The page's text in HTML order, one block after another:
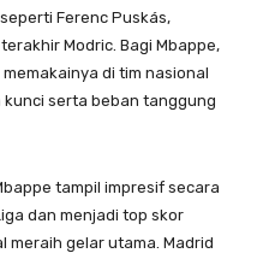
Ferenc Puskás,
Modric. Bagi Mbappe,
di tim nasional
serta beban tanggung
tampil impresif secara
dan menjadi top skor
meraih gelar utama. Madrid